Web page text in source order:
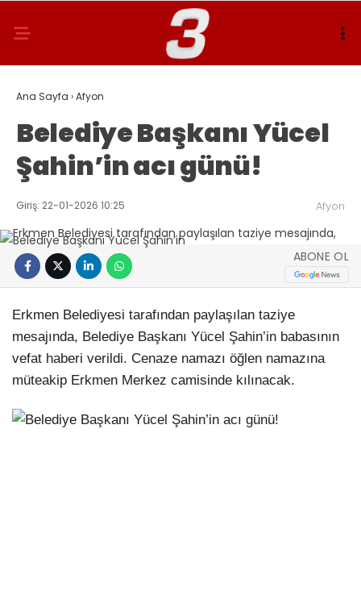
Ana Sayfa ›Afyon
Belediye Başkanı Yücel
Şahin’in acı günü!
Giriş: 22-01-2026 10:25 Afyon
ABONE OL
Erkmen Belediyesi tarafından paylaşılan taziye
mesajında, Belediye Başkanı Yücel Şahin’in babasının
vefat haberi verildi. Cenaze namazı öğlen namazına
müteakip Erkmen Merkez camisinde kılınacak.